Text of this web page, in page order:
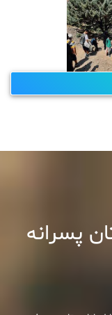
پسرانه